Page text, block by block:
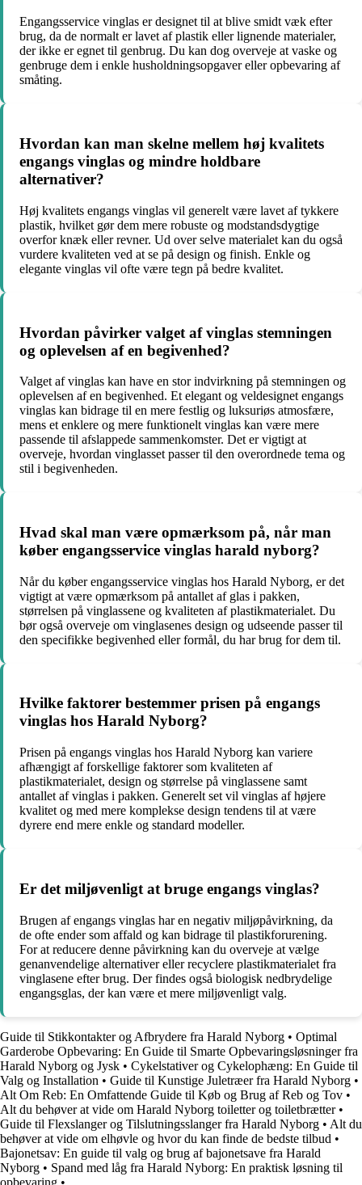
Engangsservice vinglas er designet til at blive smidt væk efter
brug, da de normalt er lavet af plastik eller lignende materialer,
der ikke er egnet til genbrug. Du kan dog overveje at vaske og
genbruge dem i enkle husholdningsopgaver eller opbevaring af
småting.
Hvordan kan man skelne mellem høj kvalitets
engangs vinglas og mindre holdbare
alternativer?
Høj kvalitets engangs vinglas vil generelt være lavet af tykkere
plastik, hvilket gør dem mere robuste og modstandsdygtige
overfor knæk eller revner. Ud over selve materialet kan du også
vurdere kvaliteten ved at se på design og finish. Enkle og
elegante vinglas vil ofte være tegn på bedre kvalitet.
Hvordan påvirker valget af vinglas stemningen
og oplevelsen af en begivenhed?
Valget af vinglas kan have en stor indvirkning på stemningen og
oplevelsen af en begivenhed. Et elegant og veldesignet engangs
vinglas kan bidrage til en mere festlig og luksuriøs atmosfære,
mens et enklere og mere funktionelt vinglas kan være mere
passende til afslappede sammenkomster. Det er vigtigt at
overveje, hvordan vinglasset passer til den overordnede tema og
stil i begivenheden.
Hvad skal man være opmærksom på, når man
køber engangsservice vinglas harald nyborg?
Når du køber engangsservice vinglas hos Harald Nyborg, er det
vigtigt at være opmærksom på antallet af glas i pakken,
størrelsen på vinglassene og kvaliteten af plastikmaterialet. Du
bør også overveje om vinglasenes design og udseende passer til
den specifikke begivenhed eller formål, du har brug for dem til.
Hvilke faktorer bestemmer prisen på engangs
vinglas hos Harald Nyborg?
Prisen på engangs vinglas hos Harald Nyborg kan variere
afhængigt af forskellige faktorer som kvaliteten af
plastikmaterialet, design og størrelse på vinglassene samt
antallet af vinglas i pakken. Generelt set vil vinglas af højere
kvalitet og med mere komplekse design tendens til at være
dyrere end mere enkle og standard modeller.
Er det miljøvenligt at bruge engangs vinglas?
Brugen af engangs vinglas har en negativ miljøpåvirkning, da
de ofte ender som affald og kan bidrage til plastikforurening.
For at reducere denne påvirkning kan du overveje at vælge
genanvendelige alternativer eller recyclere plastikmaterialet fra
vinglasene efter brug. Der findes også biologisk nedbrydelige
engangsglas, der kan være et mere miljøvenligt valg.
Guide til Stikkontakter og Afbrydere fra Harald Nyborg • Optimal
Garderobe Opbevaring: En Guide til Smarte Opbevaringsløsninger fra
Harald Nyborg og Jysk • Cykelstativer og Cykelophæng: En Guide til
Valg og Installation • Guide til Kunstige Juletræer fra Harald Nyborg •
Alt Om Reb: En Omfattende Guide til Køb og Brug af Reb og Tov •
Alt du behøver at vide om Harald Nyborg toiletter og toiletbrætter•
Guide til Flexslanger og Tilslutningsslanger fra Harald Nyborg • Alt du
behøver at vide om elhøvle og hvor du kan finde de bedste tilbud •
Bajonetsav: En guide til valg og brug af bajonetsave fra Harald
Nyborg • Spand med låg fra Harald Nyborg: En praktisk løsning til
opbevaring •